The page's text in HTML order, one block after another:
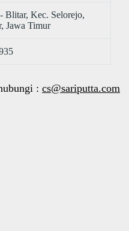
Kec. Selorejo,
Jawa Timur
: cs@sariputta.com